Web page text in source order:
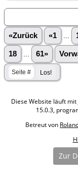
«Zurück «1
18 61»
Diese Website läuft mit
15.0.3,
Betreut von
Zur